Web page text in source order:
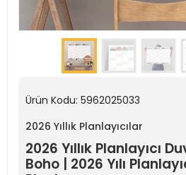
Ürün Kodu: 5962025033
2026 Yıllık Planlayıcılar
2026 Yıllık Planlayıcı
Boho | 2026 Yılı